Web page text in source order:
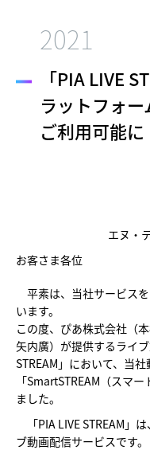
2021
「PIA LIVE
ラットフォ
ご利用可能に
エヌ・
お客さま各位
平素は、当社サービス
います。
この度、ぴあ株式会社（
矢内廣）が提供するライ
STREAM」において、当
「SmartSTREAM（スマ
ました。
「PIA LIVE STREAM」
ブ動画配信サービスです